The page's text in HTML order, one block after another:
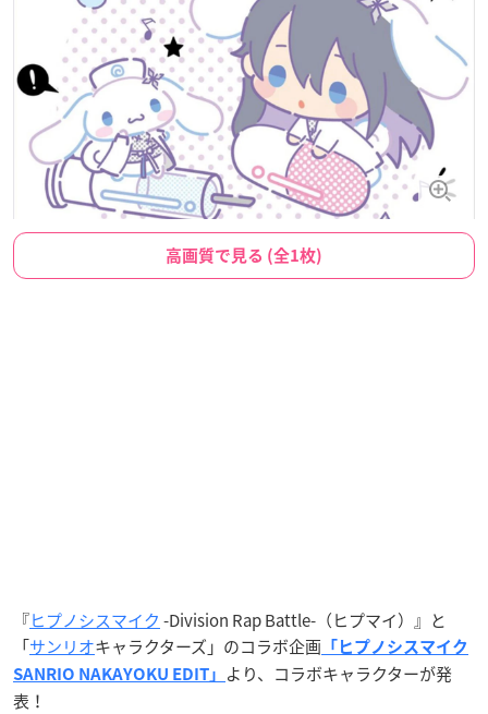
高画質で見る (全1枚)
『ヒプノシスマイク -Division Rap Battle-（ヒプマイ）』と
「サンリオキャラクターズ」のコラボ企画 「ヒプノシスマイク
SANRIO NAKAYOKU EDIT」
より、コラボキャラクターが発
表！